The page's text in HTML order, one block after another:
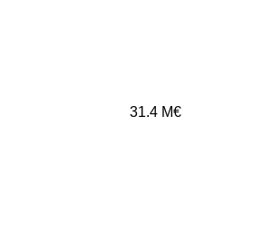
31.4 M€